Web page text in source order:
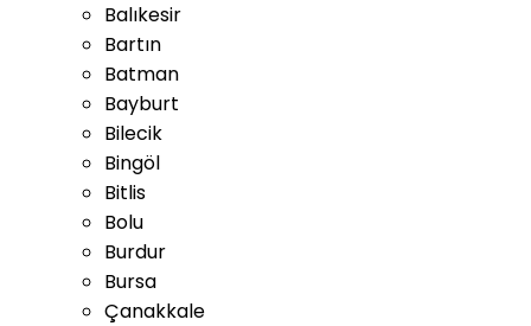
Balıkesir
Bartın
Batman
Bayburt
Bilecik
Bingöl
Bitlis
Bolu
Burdur
Bursa
Çanakkale